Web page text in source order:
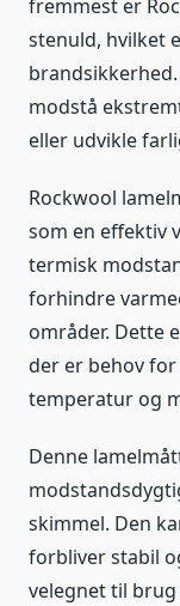
fremmest er
stenuld, hvilket
modstå
eller udvikle
Rockwool
som en effektiv
termisk
forhindre
områder. Dette
der er behov
temperatur og
Denne
skimmel. Den
forbliver stabil
velegnet til